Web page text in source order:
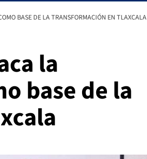
BASE DE LA TRANSFORMACIÓN EN TLAXCALA
la
base de la